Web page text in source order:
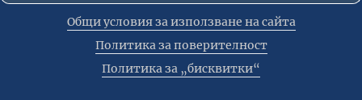
Общи условия за използване на сайта
Политика за поверителност
Политика за „бисквитки“